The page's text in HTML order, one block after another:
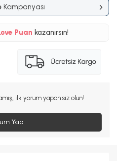
Kampanyası
Puan kazanırsın!
ilk yorum yapan siz olun!
Yap